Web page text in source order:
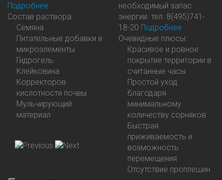
Подробнее
Состав раствора:
Семяна
Питательные добавки и
микроэлементы
Гидрогель
Клейковина
Корректоров
кислотности почвы
Мульчирующий
материал
необходимый запас
энергии. тел. 8(495)741-
18-20 Подробнее
Очевидные плюсы:
Красивое и ровное
покрытие территории в
считанные часы
Простой уход
благодаря
минимальному
количеству сорняков
Быстрая
приживаемость и
возможность
перемещения
Отсутствие проплешин